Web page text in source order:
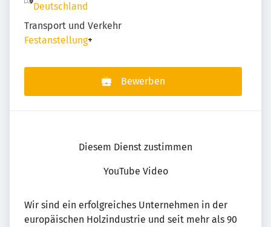
Deutschland
Transport und Verkehr
Festanstellung+
Bewerben
Diesem Dienst zustimmen
YouTube Video
Wir sind ein erfolgreiches Unternehmen in der
europäischen Holzindustrie und seit mehr als 90